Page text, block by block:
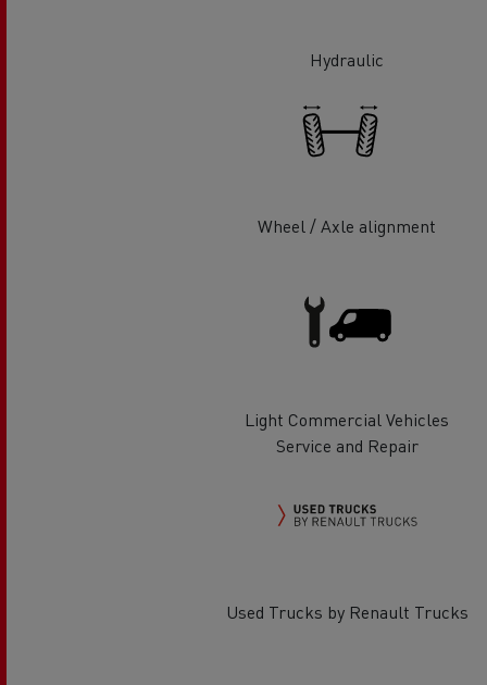
Hydraulic
Wheel / Axle alignment
Light Commercial Vehicles
Service and Repair
Used Trucks by Renault Trucks